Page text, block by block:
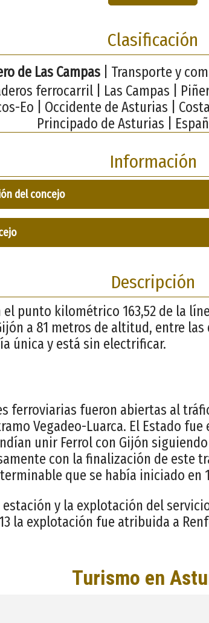
Clasificación
de Las Campas| Transporte y
ferrocarril | Las Campas |
Eo | Occidente de Asturias |
Principado de Asturias |
Información
del concejo
Descripción
el punto kilométrico 163,52 de la
a 81 metros de altitud, entre
única y está sin electrificar.
ferroviarias fueron abiertas al
Vegadeo-Luarca. El Estado
unir Ferrol con Gijón
con la finalización de este
que se había iniciado en
y la explotación del
la explotación fue atribuida a